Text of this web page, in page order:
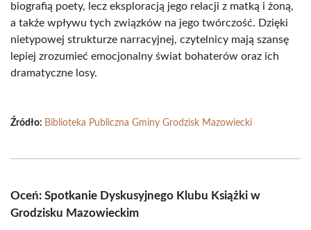
biografią poety, lecz eksploracją jego relacji z matką i żoną,
a także wpływu tych związków na jego twórczość. Dzięki
nietypowej strukturze narracyjnej, czytelnicy mają szansę
lepiej zrozumieć emocjonalny świat bohaterów oraz ich
dramatyczne losy.
Źródło: Biblioteka Publiczna Gminy Grodzisk Mazowiecki
Oceń: Spotkanie Dyskusyjnego Klubu Książki w
Grodzisku Mazowieckim